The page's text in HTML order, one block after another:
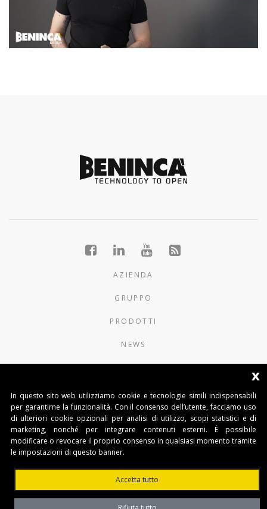
AZIENDA
GRUPPO
PRODOTTI
NEWS
AUTOMATISMI BENINCÀ SpA
Via del Capitello 45
36066 Sandrigo (Vicenza) Italy
Tel. 0444 751030
Capitale Sociale € 1.000.000
interamente versato Registro Imprese
Tribunale di Vicenza
CF e P.IVA (IT) 02054090242
x
In questo sito web utilizziamo cookie e tecnologie simili indispensabili
per garantirne la funzionalità. Con il consenso dell’utente, facciamo uso
di ulteriori cookie opzionali per analisi di utilizzo, scopi statistici e di
marketing, nonché per integrare contenuti esterni. È possibile
modificare o revocare il proprio consenso in qualsiasi momento tramite
le impostazioni di questo banner.
Accetta tutto